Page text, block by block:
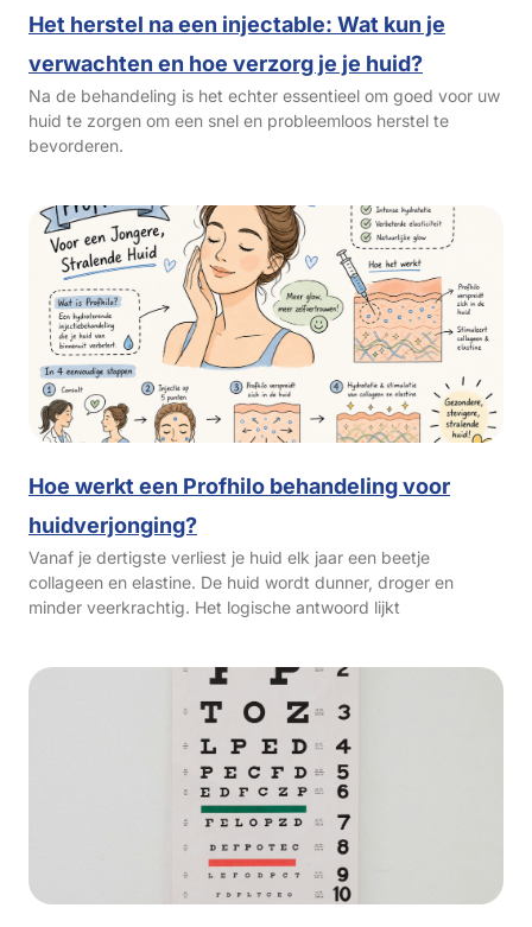
Het herstel na een injectable: Wat kun je
verwachten en hoe verzorg je je huid?
Na de behandeling is het echter essentieel om goed voor uw
huid te zorgen om een snel en probleemloos herstel te
bevorderen.
Hoe werkt een Profhilo behandeling voor
huidverjonging?
Vanaf je dertigste verliest je huid elk jaar een beetje
collageen en elastine. De huid wordt dunner, droger en
minder veerkrachtig. Het logische antwoord lijkt